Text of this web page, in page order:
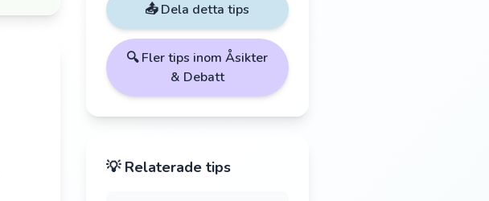
📤 Dela detta tips
🔍 Fler tips inomÅsikter
& Debatt
💡 Relaterade tips